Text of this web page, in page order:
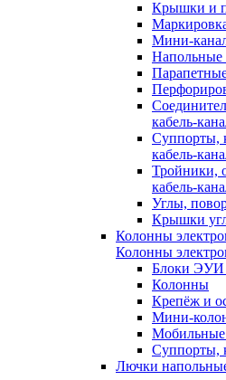
Крышки и
Мини-
Напольные
кабель-
Суппорты,
кабель-
Тройники,
кабель-
Углы,
Крышки
Колонны
Колонны
Блоки ЭУИ
Колонны
Крепёж и
Мини-
Суппорты,
Лючки